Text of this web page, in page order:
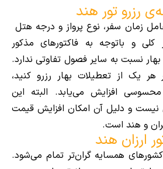
رزرو تور هند
زمان سفر، نوع پرواز و درجه هتل
و باتوجه به فاکتورهای مذکور
نسبت به سایر فصول تفاوتی ندارد.
هر یک از تعطیلات بهار رزرو کنید،
افزایش می‌یابد. البته این
نیست و دلیل آن امکان افزایش قیمت
و هند است.
ارزان هند
همسایه گران‌تر تمام می‌شود.